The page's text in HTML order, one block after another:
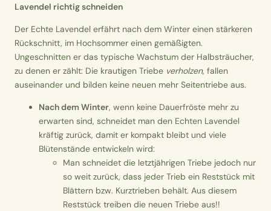
Lavendel richtig schneiden
Der Echte Lavendel erfährt nach dem Winter einen stärkeren
Rückschnitt, im Hochsommer einen gemäßigten.
Ungeschnitten er das typische Wachstum der Halbsträucher,
zu denen er zählt: Die krautigen Triebe verholzen, fallen
auseinander und bilden keine neuen mehr Seitentriebe aus.
Nach dem Winter, wenn keine Dauerfröste mehr zu
erwarten sind, schneidet man den Echten Lavendel
kräftig zurück, damit er kompakt bleibt und viele
Blütenstände entwickeln wird:
Man schneidet die letztjährigen Triebe jedoch nur
so weit zurück, dass jeder Trieb ein Reststück mit
Blättern bzw. Kurztrieben behält. Aus diesem
Reststück treiben die neuen Triebe aus!!